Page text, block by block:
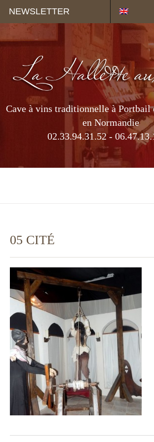
NEWSLETTER
Cave à vins traditionnelle à Portbail
en Normandie
02.33.94.31.52 -
05 CITÉ
Panneau de gestion des cookies